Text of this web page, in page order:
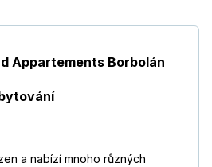
Appartements Borbolán
a nabízí mnoho různých